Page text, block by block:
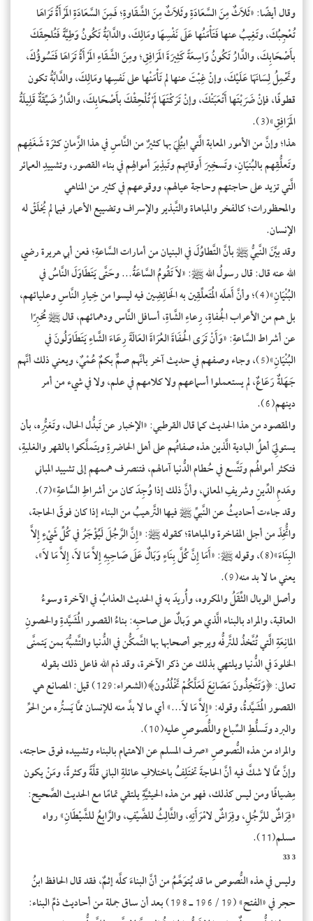
وقال أيضًا: «ثَلاَثٌ مِنَ السَّعَادَةِ وثَلاَثٌ مِنَ الشَّقَاوةِ؛ فَمِنَ السَّعَادَةِ المَرْأَةُ تَرَاهَا
تُعْجِبُكَ، وتَغِيبُ عنها فَتَأْمَنُها عَلَى نَفْسِهَا ومَالِكَ، والدَّابَةُ تَكُونُ وَطِيَّةً فَتُلحِقَكَ
بأَصْحَابِكَ، والدَّارُ تَكُونُ وَاسِعَةً كَثِيرَةَ المَرَافِقِ؛ ومِنَ الشَّقَاءِ المَرْأَةُ تَرَاهَا فَتَسُوؤُكَ،
وتَحْمِلُ لِسَانَهَا عَلَيْكَ، وإنْ غِبْتَ عنها لم تَأْمَنْها على نَفسِها ومَالِكَ، والدَّابَّةُ تكون
قطوفًا، فإنْ ضَرَبْتَها أَتْعَبَتْكَ، وإنْ تَرَكْتَهَا لَمْ تُلْحِقْكَ بأَصْحَابِكَ، والدَّارُ ضَيِّقَةٌ قَلِيلَةُ
المَرَافِقِ»(3).
هذا؛ وإنَّ من الأمور المعابة الَّتي ابتُلِيَ بها كثيرٌ من النَّاسِ في هذا الزَّمانِ كثرَة شَغَفِهم
وتَعلُّقِهم بالبُنيَانِ، وتَسخِيرَ أَوقاتِهم وتَبذِيرَ أموالِهم في بناء القصور، وتشييدِ العمائر
الَّتي تزيد على حاجتهم وحاجة عيالهم، ووقوعهم في كثير من المناهي
والمحظورات؛ كالفخر والمباهاة والتَّبذير والإسراف وتضييع الأعمار فيما لم يُخلَقْ له
الإنسان.
وقد بيَّنَ النَّبيُّ ﷺ بأنَّ التَّطاوُلَ في البنيان من أمارات السَّاعةِ؛ فعن أبي هريرة رضي
الله عنه قال: قال رسولُ الله ﷺ: «لاَ تَقُومُ السَّاعَةُ... وحَتَّى يَتَطَاوَلَ النَّاسُ في
البُنْيَانِ»(4)؛ وأنَّ أَهلَه المُتَعلِّقِين به الخَائِضِين فيه ليسوا من خِيارِ النَّاسِ وعليائهم،
بل هم من الأعراب الجُفاةِ، رِعاءِ الشَّاةِ، أسافل النَّاس ودهمائهم، قال ﷺ مُخبِرًا
عن أشراط السَّاعةِ: «وَأَنْ تَرَى الحُفَاةَ العُرَاةَ العَالَةَ رِعَاءَ الشَّاءِ يَتَطَاوَلُونَ في
البُنْيَانِ»(5)، وجاء وصفهم في حديث آخر بأنَّهم صمٌّ بكمٌ عُمْيٌ، ويعني ذلك أنَّهم
جَهَلةٌ رَعَاعٌ، لم يستعملوا أسماعهم ولا كلامهم في علم، ولا في شيء من أمر
دينهم(6).
والمقصود من هذا الحديث كما قال القرطبي: «الإخبار عن تَبدُّل الحال، وتَغيُّرِه، بأن
يستولِيَ أهلُ البادية الَّذين هذه صفاتُهم على أهل الحاضرةِ ويتَملَّكوا بالقهر والغلبةِ،
فتكثر أموالُهم وتَتَّسع في حُطام الدُّنيا آمالهم، فتنصرف هممهم إلى تشييد المباني
وهَدمِ الدِّينِ وشريفِ المعاني، وأنَّ ذلك إذا وُجِدَ كان من أشراطِ السَّاعةِ»(7).
وقد جاءت أحاديثُ عن النَّبيِّ ﷺ فيها التَّرهيبُ من البناء إذا كان فوقَ الحاجة،
واتُّخِذَ من أجل المفاخرة والمباهاة؛ كقوله ﷺ: «إِنَّ الرَّجُلَ لَيُؤْجَرُ في كُلِّ شَيْءٍ إِلاَّ
البِنَاءَ»(8)، وقوله ﷺ: «أَمَا إِنَّ كُلَّ بِنَاءٍ وَبَالٌ عَلَى صَاحِبِهِ إِلاَّ مَا لاَ، إِلاَّ مَا لاَ»،
يعني ما لا بد منه(9).
وأصل الوبال الثِّقَلُ والمكروه، وأُريدَ به في الحديث العذابُ في الآخرة وسوءُ
العاقبة، والمراد بالبناء الَّذي هو وَبالٌ على صاحبِه: بناءُ القصور المُشَيَّدةِ والحصونِ
المانِعَةِ الَّتي تُتَّخذُ للتَّرفُّه ويرجو أصحابها بها التَّمكُّن في الدُّنيا والتَّشبُّهَ بمن يَتمنَّى
الخلودَ في الدُّنيا ويلتهي بذلك عن ذكر الآخرة، وقد ذم الله فاعل ذلك بقوله
تعالى: ﴿وَتَتَّخِذُونَ مَصَانِعَ لَعَلَّكُمْ تَخْلُدُون﴾(الشعراء:129) قيل: المصانع هي
القصور المُشَيَّدةُ، وقوله: «إِلاَّ مَا لاَ...» أي ما لا بدَّ منه للإنسان ممَّا يَستُره من الحرِّ
والبرد وتَسلُّطِ السِّباع واللُّصوصِ عليه(10).
والمراد من هذه النُّصوصِ «صرف المسلم عن الاهتمام بالبناء وتشييده فوق حاجته،
وإنَّ ممَّا لا شكَّ فيه أنَّ الحاجةَ تختَلِفُ باختلافِ عائلةِ الباني قلَّةً وكثرةً، ومَنْ يكون
مِضيافًا ومن ليس كذلك، فهو من هذه الحيثيَّةِ يلتقي تمامًا مع الحديث الصَّحيح:
«فِرَاشٌ للرَّجُلِ، وفِرَاشٌ لامْرَأَتِهِ، والثَّالِثُ للضَّيْفِ، والرَّابِعُ للشَّيْطَانِ» رواه
مسلم(11).
³ ³³
وليس في هذه النُّصوص ما قد يُتوَهَّمُ من أنَّ البناءَ كلَّه إثمٌ، فقد قال الحافظ ابنُ
حجر في «الفتح» (19 /196 ـ 198) بعد أن ساق جملة من أحاديث ذمِّ البناء: